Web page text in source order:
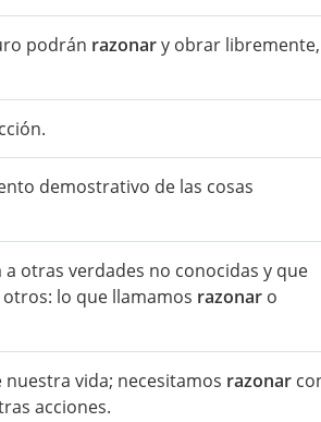
podrán razonary obrar libremente,
demostrativo de las cosas
otras verdades no conocidas y que
lo que llamamos razonar o
nuestra vida; necesitamos razonar
acciones.